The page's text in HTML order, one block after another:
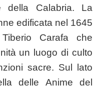
della Calabria. La
edificata nel 1645
Carafa che
un luogo di culto
sacre. Sul lato
delle Anime del